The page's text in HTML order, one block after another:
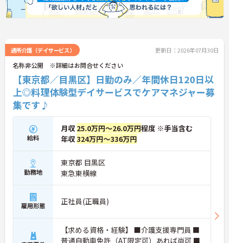
【研修制度】
排便促進エクササイズに関する知識・技術をリーダ
更に内容を深化させご利用者様および地域へ貢献い
たします。
■新人研修および管理者・主任等のリーダー養成研
修
訪問未経験の方には、豊富な指導実績のある所長主
任中心に教育させていただきます。周囲の先輩スタ
ッフもフォローしてくれますので安心してご勤務い
ただけます。また、将来独立を目指す方には財務管
理のレクチャーも実施しております。
通所介護（デイサービス） 更新日：2026年07月30日
名称非公開 ※詳細はお問合せください
【東京都／目黒区】日勤のみ／年間休日120日以
上◎料理体験型デイサービスでケアマネジャー募
集です♪
給料
月収 25.0万円～26.0万円程度 ※手当含む
年収324万円～336万円
勤務地
東京都 目黒区
東急東横線
雇用形態 正社員(正職員)
【求める資格・経験】 ■介護支援専門員 ■
普通自動車免許（AT限定可）あれば尚可 ■